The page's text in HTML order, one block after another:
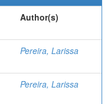
Author(s)
Pereira, Larissa
Pereira, Larissa